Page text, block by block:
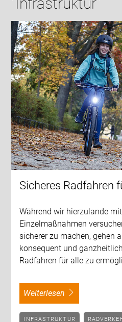
Sicheres Radfahren
Während wir hierzulande
Einzelmaßnahmen
sicherer zu machen, gehen
konsequent und
Radfahren für alle zu
weiterlesen
INFRASTRUKTUR